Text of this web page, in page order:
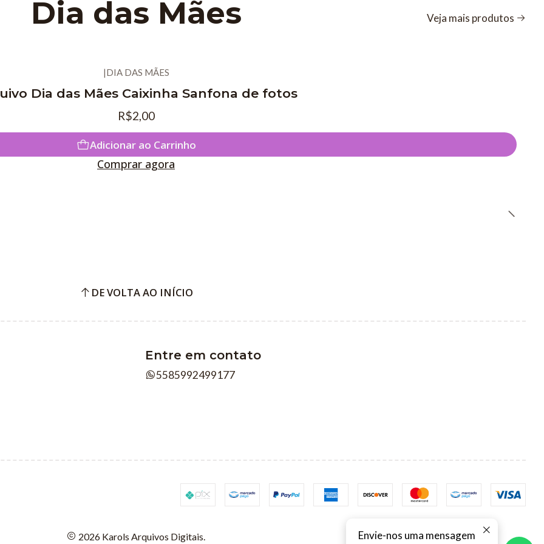
Dia das Mães Veja mais produtos
|DIA DAS MÃES
Dia das Mães Caixinha Sanfona de fotos
R$2,00
Adicionar ao Carrinho
Comprar agora
DE VOLTA AO INÍCIO
Entre em contato
5585992499177
2026 Karols Arquivos Digitais. Envie-nos uma mensagem